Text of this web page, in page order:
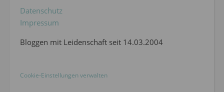
Datenschutz
Impressum
Bloggen mit Leidenschaft seit 14.03.2004
Cookie-Einstellungen verwalten